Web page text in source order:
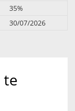
35%
30/07/2026
te